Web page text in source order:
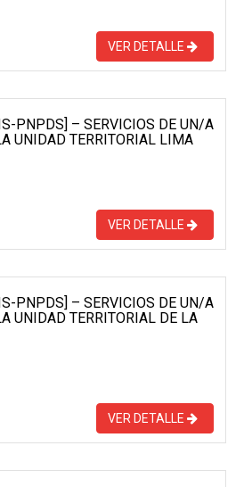
VER DETALLE
PNPDS] – SERVICIOS DE UN/A
UNIDAD TERRITORIAL LIMA
VER DETALLE
PNPDS] – SERVICIOS DE UN/A
UNIDAD TERRITORIAL DE LA
VER DETALLE